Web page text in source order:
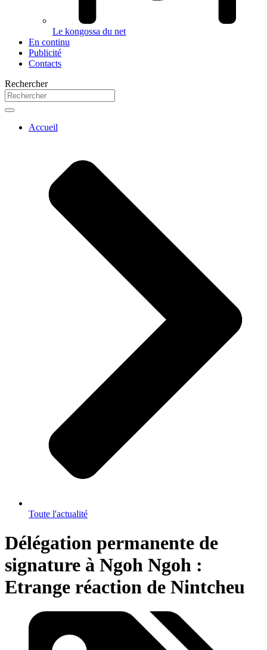
Le kongossa du net
En continu
Publicité
Contacts
Rechercher
Accueil
Toute l'actualité
Délégation permanente de
signature à Ngoh Ngoh :
Etrange réaction de Nintcheu